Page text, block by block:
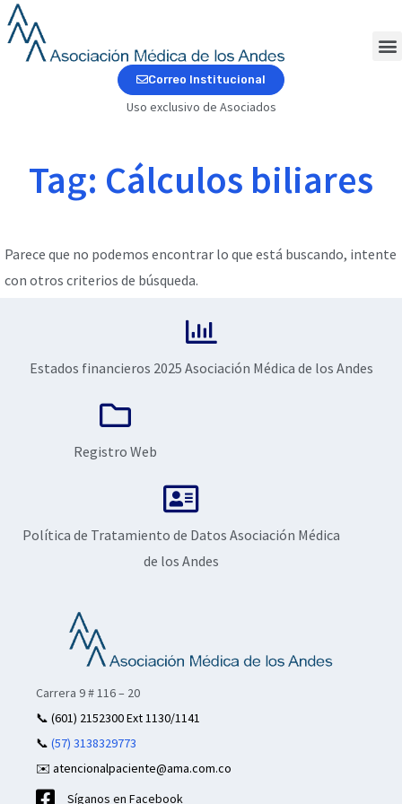
al
contenido
Correo Institucional
Uso exclusivo de Asociados
Tag: Cálculos biliares
Parece que no podemos encontrar lo que está buscando, intente
con otros criterios de búsqueda.
Estados financieros 2025 Asociación Médica de los Andes
Registro Web
Política de Tratamiento de Datos Asociación Médica
de los Andes
Carrera 9 # 116 – 20
📞 (601) 2152300 Ext 1130/1141
📞 (57) 3138329773
✉️ atencionalpaciente@ama.com.co
Síganos en Facebook